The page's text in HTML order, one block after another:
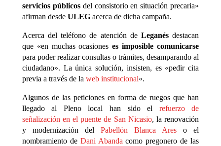
servicios públicosdel consistorio en situación precaria»
afirman desde ULEGacerca de dicha campaña.
Acerca del teléfono de atención de Leganés destacan
que «en muchas ocasioneses imposible comunicarse
para poder realizar consultas o trámites, desamparando al
ciudadano». La única solución, insisten, es «pedir cita
previa a través de la web institucional«.
Algunos de las peticiones en forma de ruegos que han
llegado al Pleno local han sido el refuerzo de
señalización en el puente de San Nicasio, la renovación
y modernización del Pabellón Blanca Ares o el
nombramiento de Dani Abandacomo pregonero de las